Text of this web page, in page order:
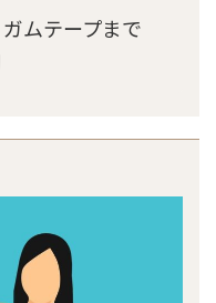
ムテープまで